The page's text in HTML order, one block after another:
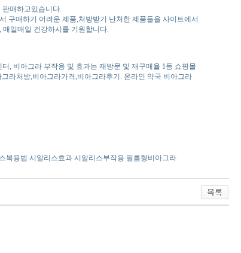
매하고있습니다.
구매하기 어려운 제품,처방받기 난처한 제품들을 사이트에서
일매일 건강하시를 기원합니다.
, 비아그라 부작용 및 효과는 재방문 및 재구매율 1등 쇼핑몰
라처방,비아그라가격,비아그라후기. 온라인 약국 비아그라
복용법 시알리스효과 시알리스부작용 필름형비아그라